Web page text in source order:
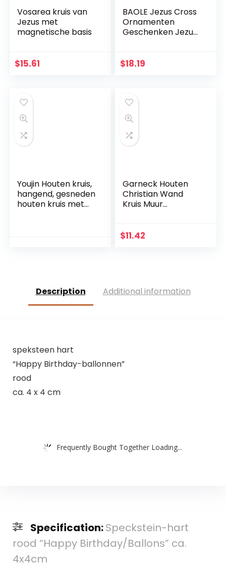
Vosarea kruis van
Jezus met
magnetische basis
$15.61
BAOLE Jezus Cross
Ornamenten
Geschenken Jezus
Church Decoraties,
$18.19
Youjin Houten kruis,
hangend, gesneden
houten kruis met
Garneck Houten
Christian Wand
Kruis Muur
Jezus Kruis
$11.42
Description Additional information
speksteen hart
“Happy Birthday-ballonnen”
rood
ca. 4 x 4 cm
Frequently Bought Together Loading...
Specification:Speckstein-hart
rood “Happy Birthday/Ballons” ca.
4x4cm